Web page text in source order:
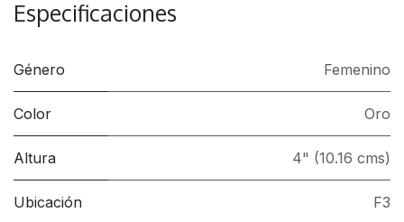
Especificaciones
Género Femenino
Color Oro
Altura 4" (10.16 cms)
Ubicación F3